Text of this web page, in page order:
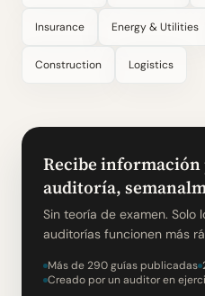
Insurance Energy & Utilities
Construction Logistics
Recibe información
auditoría,
Sin teoría de examen. Solo
auditorías funcionen más
Más de 290 guías publicadas
Creado por un auditor en